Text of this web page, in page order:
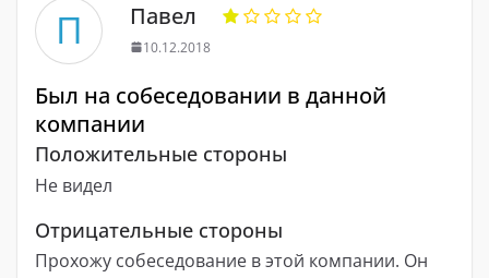
П Павел
10.12.2018
Был на собеседовании в данной
компании
Положительные стороны
Не видел
Отрицательные стороны
Прохожу собеседование в этой компании. Он